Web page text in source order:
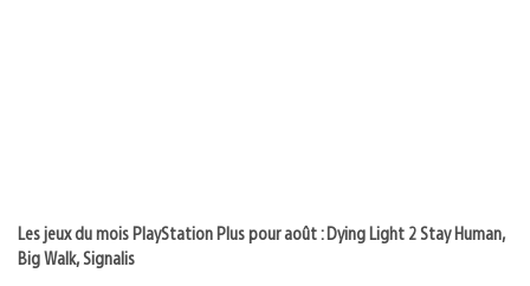
Les jeux du mois PlayStation Plus pour août : Dying Light 2 Stay Human,
Big Walk, Signalis